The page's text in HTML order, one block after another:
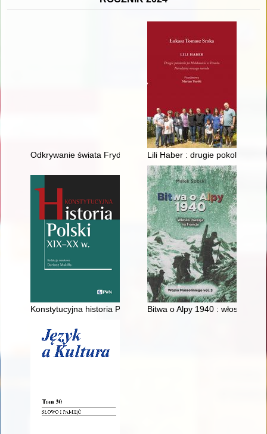
Odkrywanie świata Fryderyka KremseraLili Haber : drugie pokolenie
Konstytucyjna historia Polski XIX-XX wBitwa o Alpy 1940 : włoska